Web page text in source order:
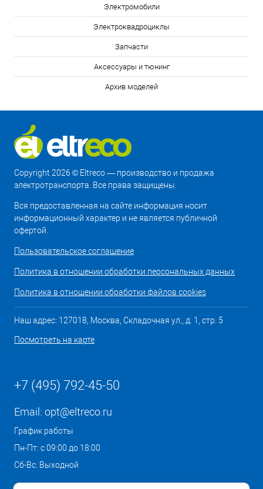
Электромобили
Электроквадроциклы
Запчасти
Аксессуары и тюнинг
Архив моделей
Copyright 2026 © Eltreco — производство и продажа
электротранспорта. Все права защищены.
Вся предоставленная на сайте информация носит
информационный характер и не является публичной
офертой.
Пользовательское соглашение
Политика в отношении обработки персональных данных
Политика в отношении обработки файлов cookies
Наш адрес: 127018, Москва, Складочная ул., д. 1, стр. 5
Посмотреть на карте
+7 (495) 792-45-50
Email: opt@eltreco.ru
График работы
Пн-Пт: с 09:00 до 18:00
Сб-Вс: Выходной